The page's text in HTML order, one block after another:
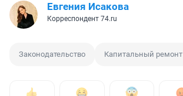
Евгения Исакова
Корреспондент 74.ru
Законодательство Капитальный ремонт